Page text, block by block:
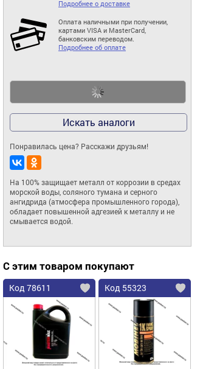
Подробнее о доставке
Оплата наличными при получении,
картами VISA и MasterCard,
банковским переводом.
Подробнее об оплате
Искать аналоги
Понравилась цена? Расскажи друзьям!
На 100% защищает металл от коррозии в средах
морской воды, соляного тумана и серного
ангидрида (атмосфера промышленного города),
обладает повышенной адгезией к металлу и не
смывается водой.
С этим товаром покупают
Код 78611 Код 55323